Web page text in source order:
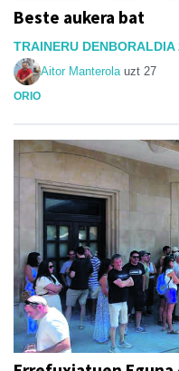
Beste aukera bat
TRAINERU DENBORALDIA
Aitor Manterola uzt 27
ORIO